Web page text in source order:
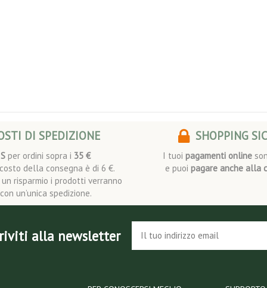
DI SPEDIZIONE
per ordini sopra i 35 €
della consegna è di 6 €.
risparmio i prodotti verranno
un’unica spedizione.
SHOPPING
I tuoi pagamenti online
e puoi pagare anche alla
alla newsletter